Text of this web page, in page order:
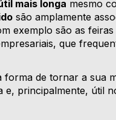
mais longa mesmo
são amplamente
exemplo são as
que
forma de tornar a sua
e, principalmente, útil